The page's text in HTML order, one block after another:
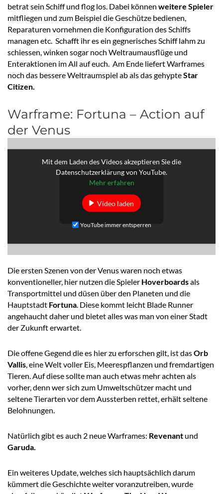
betrat sein Schiff und flog los. Dabei können weitere Spieler
mitfliegen und zum Beispiel die Geschütze bedienen,
Reparaturen vornehmen die Konfiguration des Schiffs
managen etc. Schafft ihr es ein gegnerisches Schiff lahm zu
schiessen, winken sogar noch Weltraumausflüge und
Enteraktionen im All auf euch. Am Ende liefert Warframes
noch das bessere Weltraumspiel ab als das gehypteStar
Citizen.
Warframe: Fortuna – Action auf
der Venus
Mit dem Laden des Videos akzeptieren Sie die
Datenschutzerklärung von YouTube.
Mehr erfahren
Video laden
YouTube immer entsperren
Die ersten Szenen von der Venus waren noch etwas
konventioneller, hier nutzen die Spieler Hoverboardsals
Transportmittel und düsen über den Planeten und die
Hauptstadt Fortuna. Diese kommt leicht Blade Runner
angehaucht daher und bietet alles was man von einer Stadt
der Zukunft erwartet.
Die offene Gegend die es hier zu erforschen gilt, ist dasOrb
Vallis, eine Welt voller Eis, Meerespflanzen und fremdartigen
Tieren. Auf diese sollte man auch etwas mehr achten als
vorher, denn wer sich zum Umweltschützer macht und
seltene Tierarten vor dem Aussterben rettet, erhält seltene
Belohnungen.
Natürlich gibt es auch 2 neue Warframes: Revenant und
Garuda.
Ein weiteres Update, welches sich hauptsächlich darum
kümmert die Geschichte weiter voranzutreiben, wurde